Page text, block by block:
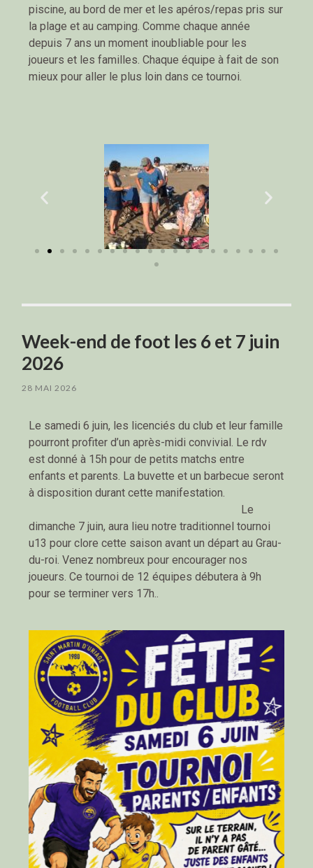
piscine, au bord de mer et les apéros/repas pris sur
la plage et au camping. Comme chaque année
depuis 7 ans un moment inoubliable pour les
joueurs et les familles. Chaque équipe à fait de son
mieux pour aller le plus loin dans ce tournoi.
Week-end de foot les 6 et 7 juin
2026
28 MAI 2026
Le samedi 6 juin, les licenciés du club et leur famille
pourront profiter d’un après-midi convivial. Le rdv
est donné à 15h pour de petits matchs entre
enfants et parents. La buvette et un barbecue seront
à disposition durant cette manifestation.
Le
dimanche 7 juin, aura lieu notre traditionnel tournoi
u13 pour clore cette saison avant un départ au Grau-
du-roi. Venez nombreux pour encourager nos
joueurs. Ce tournoi de 12 équipes débutera à 9h
pour se terminer vers 17h..